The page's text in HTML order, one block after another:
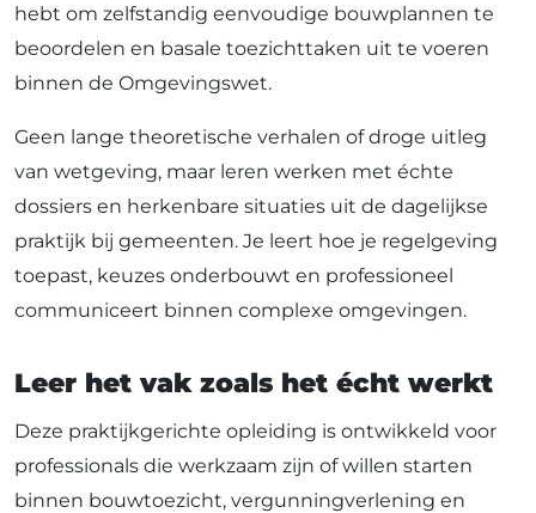
hebt om zelfstandig eenvoudige bouwplannen te
beoordelen en basale toezichttaken uit te voeren
binnen de Omgevingswet.
Geen lange theoretische verhalen of droge uitleg
van wetgeving, maar leren werken met échte
dossiers en herkenbare situaties uit de dagelijkse
praktijk bij gemeenten. Je leert hoe je regelgeving
toepast, keuzes onderbouwt en professioneel
communiceert binnen complexe omgevingen.
Leer het vak zoals het écht werkt
Deze praktijkgerichte opleiding is ontwikkeld voor
professionals die werkzaam zijn of willen starten
binnen bouwtoezicht, vergunningverlening en